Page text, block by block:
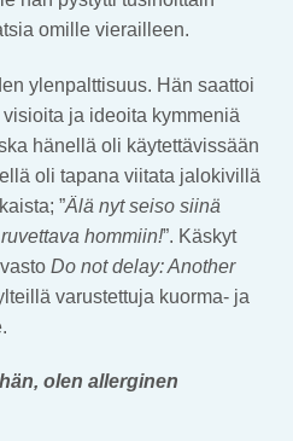
omille vierailleen.
ylenpalttisuus. Hän saattoi
ja ideoita kymmeniä
hänellä oli käytettävissään
oli tapana viitata jalokivillä
”Älä nyt seiso siinä
hommiin!”. Käskyt
Do not delay: Another
varustettuja kuorma- ja
olen allerginen